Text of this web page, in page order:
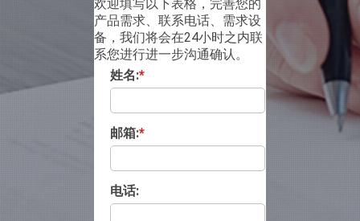
欢迎填写以下表格，完善您的
产品需求、联系电话、需求设
备，我们将会在24小时之内联
系您进行进一步沟通确认。
姓名:*
邮箱:*
电话: